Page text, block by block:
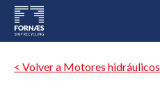
< Volver a Motores hidráulicos